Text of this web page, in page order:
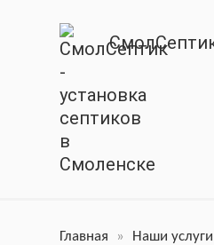
Главная » Наши услуги